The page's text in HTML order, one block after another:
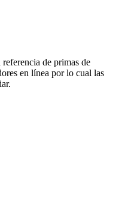
de primas de
en línea por lo cual las